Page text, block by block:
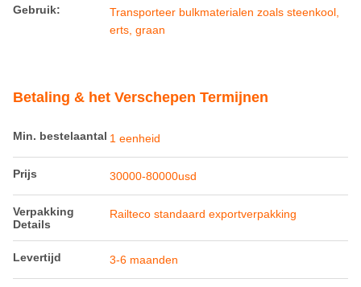
Gebruik:
Transporteer bulkmaterialen zoals steenkool,
erts, graan
Betaling & het Verschepen Termijnen
Min. bestelaantal 1 eenheid
Prijs 30000-80000usd
Verpakking
Details
Railteco standaard exportverpakking
Levertijd 3-6 maanden